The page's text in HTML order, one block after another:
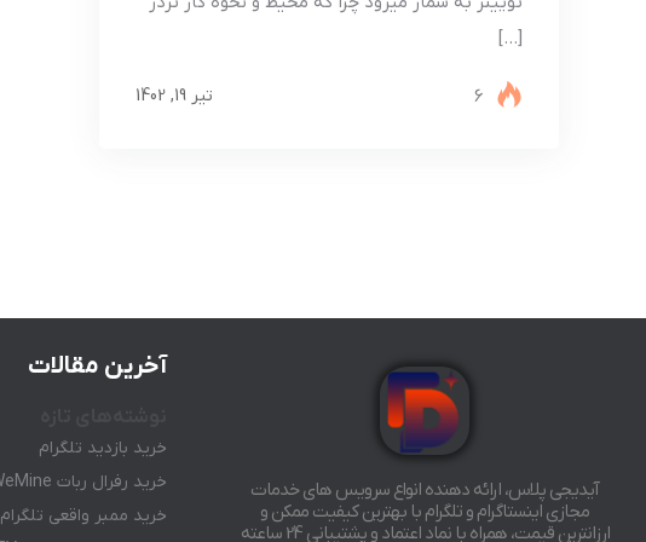
[…]
تیر 19, 1402 6
آیدیجی پلاس، ارائه دهنده انواع سرویس های خدمات
مجازی اینستاگرام و تلگرام با بهترین کیفیت ممکن و
ارزانترین قیمت، همراه با نماد اعتماد و پشتیبانی 24 ساعته
آخرین مقالات
خرید بازدید تلگرام
خرید رفرال ربات WeMine
خرید ممبر واقعی تلگرام